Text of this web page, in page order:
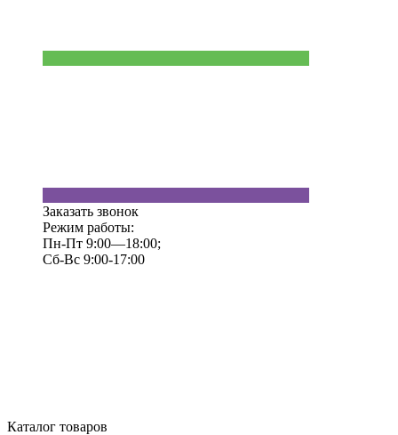
Заказать звонок
Режим работы:
Пн-Пт 9:00—18:00;
Сб-Вс 9:00-17:00
Каталог товаров